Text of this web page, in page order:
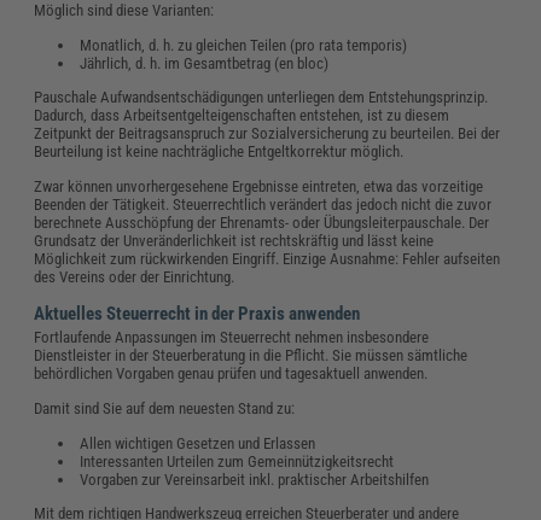
Möglich sind diese Varianten:
Monatlich, d. h. zu gleichen Teilen (pro rata temporis)
Jährlich, d. h. im Gesamtbetrag (en bloc)
Pauschale Aufwandsentschädigungen unterliegen dem Entstehungsprinzip.
Dadurch, dass Arbeitsentgelteigenschaften entstehen, ist zu diesem
Zeitpunkt der Beitragsanspruch zur Sozialversicherung zu beurteilen. Bei der
Beurteilung ist keine nachträgliche Entgeltkorrektur möglich.
Zwar können unvorhergesehene Ergebnisse eintreten, etwa das vorzeitige
Beenden der Tätigkeit. Steuerrechtlich verändert das jedoch nicht die zuvor
berechnete Ausschöpfung der Ehrenamts- oder Übungsleiterpauschale. Der
Grundsatz der Unveränderlichkeit ist rechtskräftig und lässt keine
Möglichkeit zum rückwirkenden Eingriff. Einzige Ausnahme: Fehler aufseiten
des Vereins oder der Einrichtung.
Aktuelles Steuerrecht in der Praxis anwenden
Fortlaufende Anpassungen im Steuerrecht nehmen insbesondere
Dienstleister in der Steuerberatung in die Pflicht. Sie müssen sämtliche
behördlichen Vorgaben genau prüfen und tagesaktuell anwenden.
Damit sind Sie auf dem neuesten Stand zu:
Allen wichtigen Gesetzen und Erlassen
Interessanten Urteilen zum Gemeinnützigkeitsrecht
Vorgaben zur Vereinsarbeit inkl. praktischer Arbeitshilfen
Mit dem richtigen Handwerkszeug erreichen Steuerberater und andere